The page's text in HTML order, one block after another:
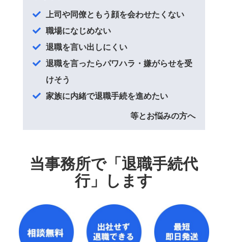
上司や同僚ともう顔を会わせたくない
職場になじめない
退職を言い出しにくい
退職を言ったらパワハラ・嫌がらせを受
けそう
家族に内緒で退職手続を進めたい
等とお悩みの方へ
当事務所で「退職手続代
行」します